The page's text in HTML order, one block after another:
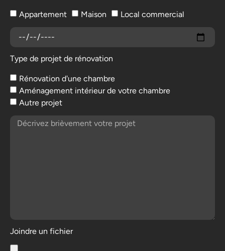
Appartement Maison Local commercial
Type de projet de rénovation
Rénovation d'une chambre
Aménagement intérieur de votre chambre
Autre projet
Joindre un fichier